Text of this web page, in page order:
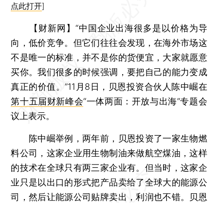
点此打开]
【财新网】 “中国企业出海很多是以价格为导
向，低价竞争。但它们往往会发现，在海外市场这
不是唯一的标准，并不是你的货便宜，大家就愿意
买你。我们很多的时候强调，要把自己的能力变成
真正的价值。”11月8日，贝恩投资合伙人陈中崛在
第十五届财新峰会“一体两面：开放与出海”专题会
议上表示。
陈中崛举例，两年前，贝恩投资了一家生物燃
料公司，这家企业用生物制油来做航空煤油，这样
的技术在全球只有两三家企业有。但当时，这家企
业只是以出口的形式把产品卖给了全球大的能源公
司，然后让能源公司贴牌卖出，利润也不错。贝恩